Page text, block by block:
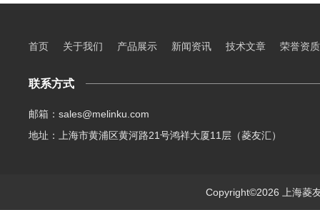
首页 关于我们 产品展示 新闻资讯 技术文章 荣誉资质
联系方式
邮箱：sales@melinku.com
地址：上海市黄浦区黄河路21号鸿祥大厦11层（菱友汇）
Copyright©2026 上海菱